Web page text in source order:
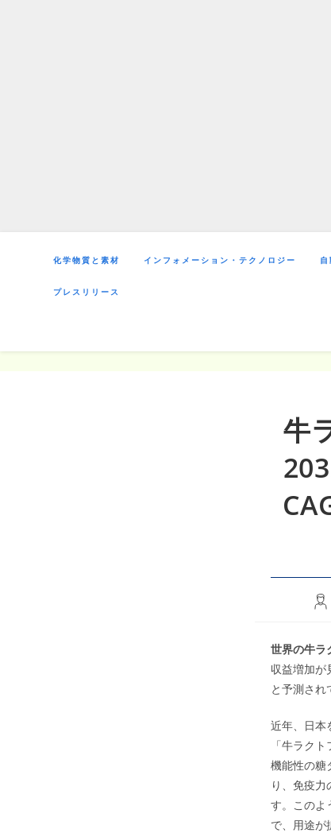
化学物質と素材 インフォメーション・テクノロジー
プレスリリース
牛
世界の牛ラ
収益増加が
と予測され
近年、日本
「牛ラク
機能性の糖
り、免疫
す。このよ
で、用途が